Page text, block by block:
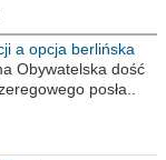
a opcja berlińska
Obywatelska dość
posła..